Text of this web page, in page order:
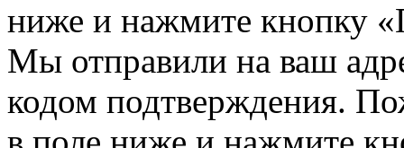
ниже и нажмите кнопку
Мы отправили на ваш
кодом подтверждения.